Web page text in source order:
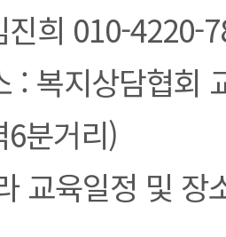
진희 010-4220-
복지상담협회
분거리)
교육일정 및 장